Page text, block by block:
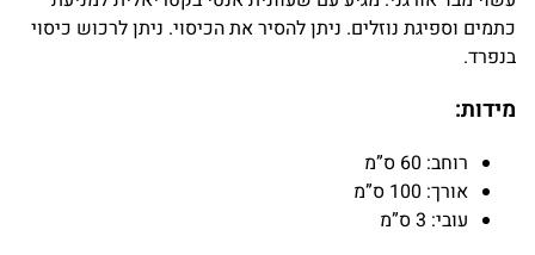
כתמים וספיגת נוזלים. ניתן להסיר את הכיסוי. ניתן לרכוש כיסוי
בנפרד.
מידות:
רוחב: 60 ס”מ
אורך: 100 ס”מ
עובי: 3 ס”מ